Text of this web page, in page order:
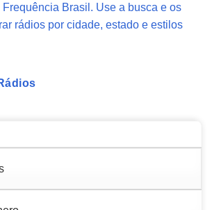
Brasil. Use a busca e os
rádios por cidade, estado e estilos